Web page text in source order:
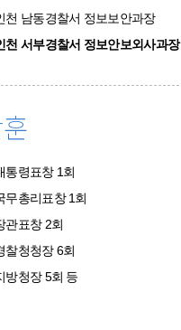
천 남동경찰서 정보보안과장
천 서부경찰서 정보안보외사과장
통령표창 1회
무총리표창 1회
관표창 2회
찰청청장 6회
방청장 5회 등